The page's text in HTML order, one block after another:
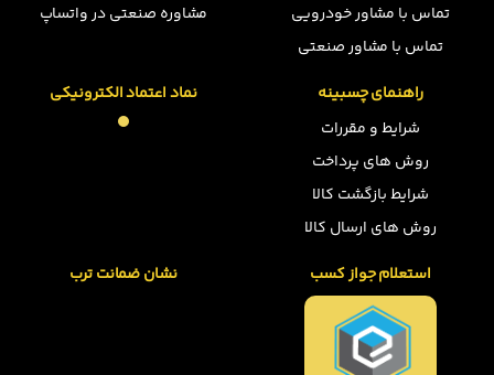
تماس با مشاور خودرویی
تماس با مشاور صنعتی
مشاوره صنعتی در واتساپ
راهنمای چسبینه
شرایط و مقررات
روش های پرداخت
شرایط بازگشت کالا
روش های ارسال کالا
نماد اعتماد الکترونیکی
استعلام جواز کسب نشان ضمانت ترب